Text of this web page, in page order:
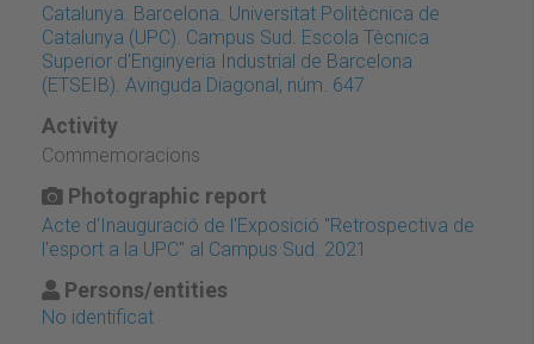
Catalunya. Barcelona. Universitat Politècnica de
Catalunya (UPC). Campus Sud. Escola Tècnica
Superior d'Enginyeria Industrial de Barcelona
(ETSEIB). Avinguda Diagonal, núm. 647
Activity
Commemoracions
Photographic report
Acte d'Inauguració de l'Exposició "Retrospectiva de
l'esport a la UPC" al Campus Sud. 2021
Persons/entities
No identificat